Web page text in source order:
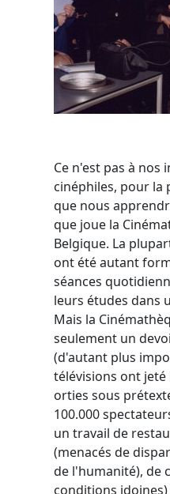
Ce n'est pas à nos
cinéphiles, pour la
que nous
que joue la
Belgique. La
ont été autant
séances
leurs études dans
Mais la
seulement un
(d'autant plus
télévisions ont jeté
orties sous
100.000
un travail de
(menacés de
de l'humanité), de
conditions